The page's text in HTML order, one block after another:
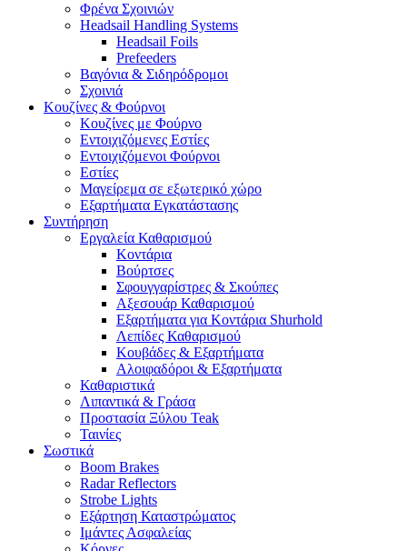
Φρένα Σχοινιών
Headsail Handling Systems
Headsail Foils
Prefeeders
Βαγόνια & Σιδηρόδρομοι
Σχοινιά
Κουζίνες & Φούρνοι
Κουζίνες με Φούρνο
Εντοιχιζόμενες Εστίες
Εντοιχιζόμενοι Φούρνοι
Εστίες
Μαγείρεμα σε εξωτερικό χώρο
Εξαρτήματα Εγκατάστασης
Συντήρηση
Εργαλεία Καθαρισμού
Κοντάρια
Βούρτσες
Σφουγγαρίστρες & Σκούπες
Αξεσουάρ Καθαρισμού
Εξαρτήματα για Κοντάρια Shurhold
Λεπίδες Καθαρισμού
Κουβάδες & Εξαρτήματα
Αλοιφαδόροι & Εξαρτήματα
Καθαριστικά
Λιπαντικά & Γράσα
Προστασία Ξύλου Teak
Ταινίες
Σωστικά
Boom Brakes
Radar Reflectors
Strobe Lights
Εξάρτηση Καταστρώματος
Ιμάντες Ασφαλείας